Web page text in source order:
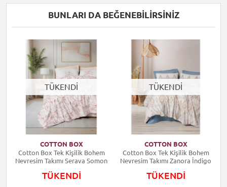
BUNLARI DA BEĞENEBILIRSINIZ
TÜKENDİ
COTTON BOX
Cotton Box Tek Kişilik Bohem
Nevresim Takımı Serava Somon
TÜKENDİ
TÜKENDİ
COTTON BOX
Cotton Box Tek Kişilik Bohem
Nevresim Takımı Zanora İndigo
TÜKENDİ